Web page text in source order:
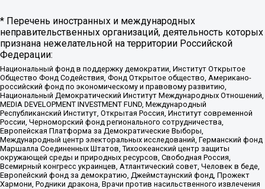
* Перечень иностранных и международных
неправительственных организаций, деятельность которых
признана нежелательной на территории Российской
Федерации:
Национальный фонд в поддержку демократии, Институт Открытое
Общество Фонд Содействия, Фонд Открытое общество, Американо-
российский фонд по экономическому и правовому развитию,
Национальный Демократический Институт Международных Отношений,
MEDIA DEVELOPMENT INVESTMENT FUND, Международный
Республиканский Институт, Открытая Россия, Институт современной
России, Черноморский фонд регионального сотрудничества,
Европейская Платформа за Демократические Выборы,
Международный центр электоральных исследований, Германский фонд
Маршалла Соединенных Штатов, Тихоокеанский центр защиты
окружающей среды и природных ресурсов, Свободная Россия,
Всемирный конгресс украинцев, Атлантический совет, Человек в беде,
Европейский фонд за демократию, Джеймстаунский фонд, Прожект
Хармони, Родники дракона, Врачи против насильственного извлечения